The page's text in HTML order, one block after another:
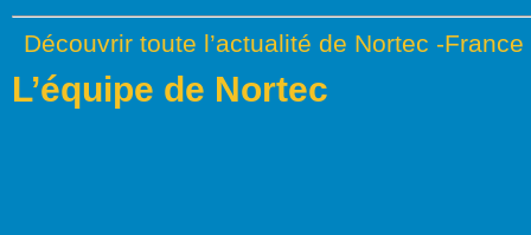
Découvrir toute l’actualité de Nortec -France
L’équipe de Nortec